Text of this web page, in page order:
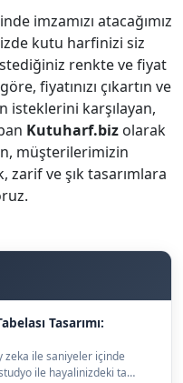
imzamızı atacağımız
kutu harfinizi siz
renkte ve fiyat
fiyatınızı çıkartın ve
isteklerini karşılayan,
Kutuharf.biz olarak
müşterilerimizin
zarif ve şık tasarımlara
Tasarımı:
zeka ile saniyeler içinde
ile hayalinizdeki ta…